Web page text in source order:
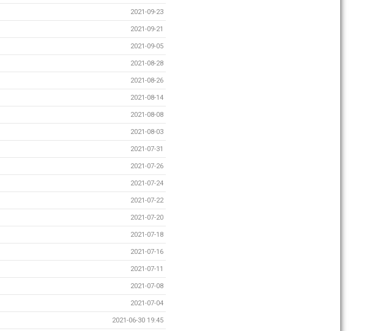
2021-09-23
2021-09-21
2021-09-05
2021-08-28
2021-08-26
2021-08-14
2021-08-08
2021-08-03
2021-07-31
2021-07-26
2021-07-24
2021-07-22
2021-07-20
2021-07-18
2021-07-16
2021-07-11
2021-07-08
2021-07-04
2021-06-30 19:45